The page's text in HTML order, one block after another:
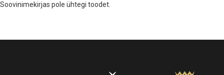
Soovinimekirjas pole ühtegi toodet.